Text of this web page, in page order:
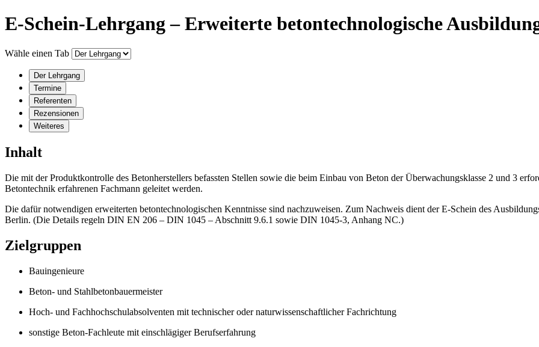
E-Schein-Lehrgang – Erweiterte betontechnologische
Wähle einen Tab
Der Lehrgang
Termine
Referenten
Rezensionen
Weiteres
Inhalt
Die mit der Produktkontrolle des Betonherstellers befassten Stellen sowie die beim Einbau von Beton der Überwachungsklasse 2 und 3
Betontechnik erfahrenen Fachmann geleitet werden.
Die dafür notwendigen erweiterten betontechnologischen Kenntnisse sind nachzuweisen. Zum Nachweis dient der E-Schein des
Berlin. (Die Details regeln DIN EN 206 – DIN 1045 – Abschnitt 9.6.1 sowie DIN 1045-3, Anhang NC.)
Zielgruppen
Bauingenieure
Beton- und Stahlbetonbauermeister
Hoch- und Fachhochschulabsolventen mit technischer oder naturwissenschaftlicher Fachrichtung
sonstige Beton-Fachleute mit einschlägiger Berufserfahrung